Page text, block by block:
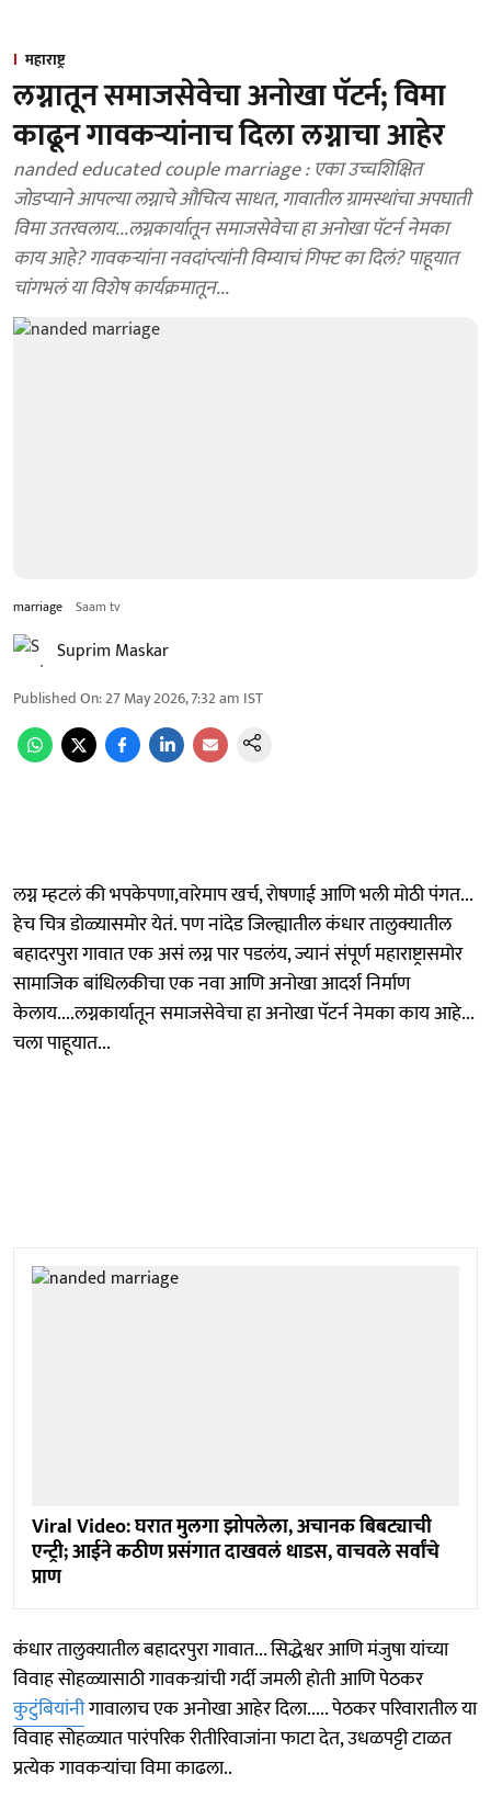
महाराष्ट्र
लग्नातून समाजसेवेचा अनोखा पॅटर्न; विमा
काढून गावकऱ्यांनाच दिला लग्नाचा आहेर
nanded educated couple marriage : एका उच्चशिक्षित
जोडप्याने आपल्या लग्नाचे औचित्य साधत, गावातील ग्रामस्थांचा अपघाती
विमा उतरवलाय...लग्नकार्यातून समाजसेवेचा हा अनोखा पॅटर्न नेमका
काय आहे? गावकऱ्यांना नवदांप्त्यांनी विम्याचं गिफ्ट का दिलं? पाहूयात
चांगभलं या विशेष कार्यक्रमातून...
marriage Saam tv
Suprim Maskar
Published On:27 May 2026, 7:32 am IST
लग्न म्हटलं की भपकेपणा,वारेमाप खर्च, रोषणाई आणि भली मोठी पंगत...
हेच चित्र डोळ्यासमोर येतं. पण नांदेड जिल्ह्यातील कंधार तालुक्यातील
बहादरपुरा गावात एक असं लग्न पार पडलंय, ज्यानं संपूर्ण महाराष्ट्रासमोर
सामाजिक बांधिलकीचा एक नवा आणि अनोखा आदर्श निर्माण
केलाय....लग्नकार्यातून समाजसेवेचा हा अनोखा पॅटर्न नेमका काय आहे...
चला पाहूयात...
Viral Video: घरात मुलगा झोपलेला, अचानक बिबट्याची
एन्ट्री; आईने कठीण प्रसंगात दाखवलं धाडस, वाचवले सर्वांचे
प्राण
कंधार तालुक्यातील बहादरपुरा गावात... सिद्धेश्वर आणि मंजुषा यांच्या
विवाह सोहळ्यासाठी गावकऱ्य़ांची गर्दी जमली होती आणि पेठकर
कुटुंबियांनीगावालाच एक अनोखा आहेर दिला..... पेठकर परिवारातील या
विवाह सोहळ्यात पारंपरिक रीतीरिवाजांना फाटा देत, उधळपट्टी टाळत
प्रत्येक गावकऱ्यांचा विमा काढला..